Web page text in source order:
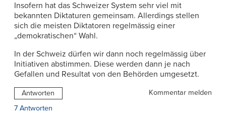
Insofern hat das Schweizer System sehr viel mit
bekannten Diktaturen gemeinsam. Allerdings stellen
sich die meisten Diktatoren regelmässig einer
„demokratischen“ Wahl.
In der Schweiz dürfen wir dann noch regelmässig über
Initiativen abstimmen. Diese werden dann je nach
Gefallen und Resultat von den Behörden umgesetzt.
Antworten
Kommentar melden
7 Antworten